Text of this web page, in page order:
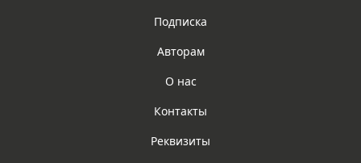
Подписка
Авторам
О нас
Контакты
Реквизиты